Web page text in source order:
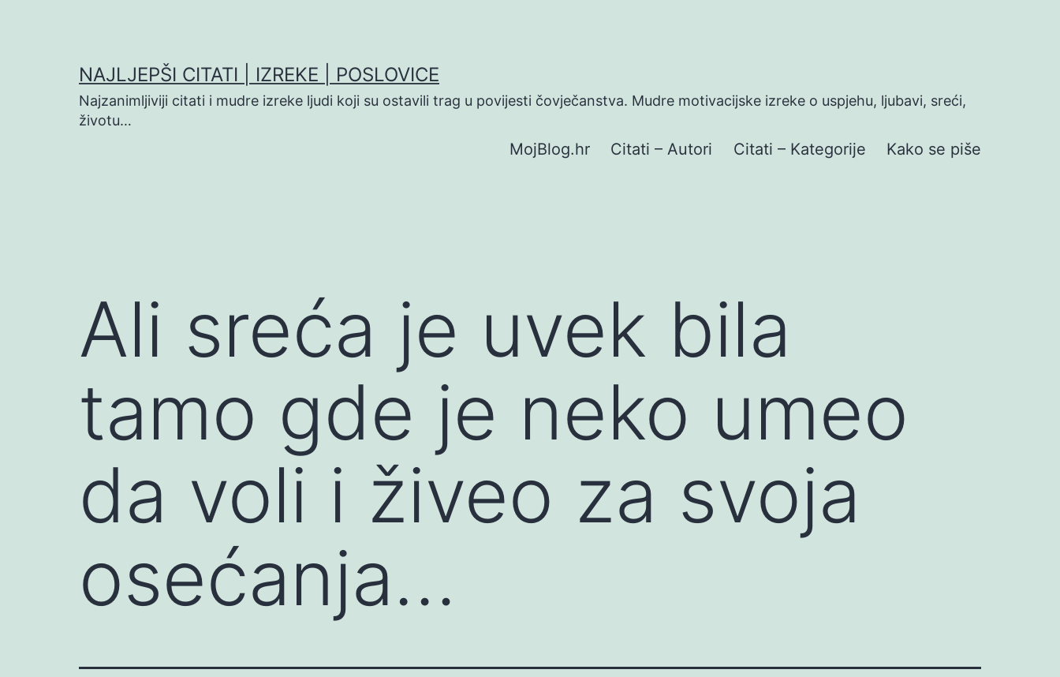
NAJLJEPŠI CITATI | IZREKE | POSLOVICE
Najzanimljiviji citati i mudre izreke ljudi koji su ostavili trag u povijesti čovječanstva. Mudre motivacijske izreke o uspjehu, ljubavi, sreći,
životu…
MojBlog.hr Citati – Autori Citati – Kategorije Kako se piše
Ali sreća je uvek bila
tamo gde je neko umeo
da voli i živeo za svoja
osećanja…